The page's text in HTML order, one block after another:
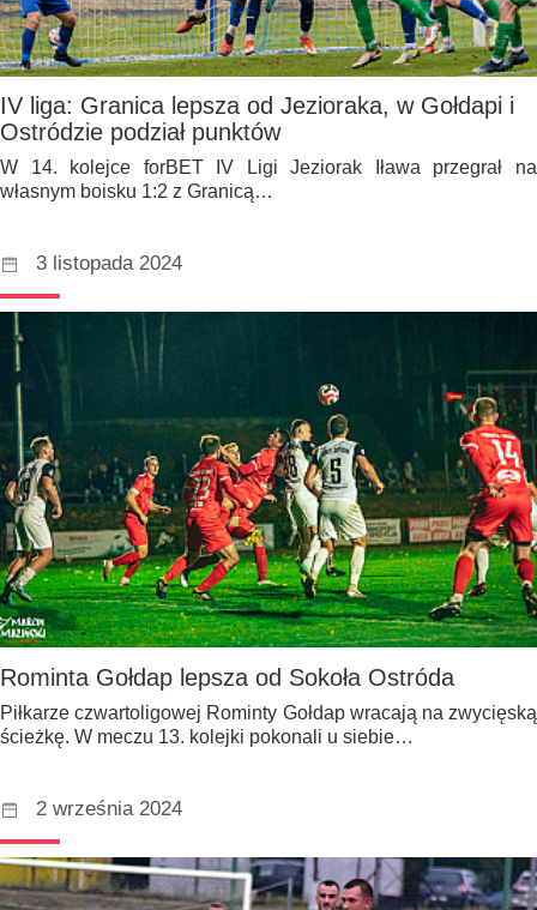
IV liga: Granica lepsza od Jezioraka, w Gołdapi i
Ostródzie podział punktów
W 14. kolejce forBET IV Ligi Jeziorak Iława przegrał na
własnym boisku 1:2 z Granicą…
3 listopada 2024
Rominta Gołdap lepsza od Sokoła Ostróda
Piłkarze czwartoligowej Rominty Gołdap wracają na zwycięską
ścieżkę. W meczu 13. kolejki pokonali u siebie…
2 września 2024